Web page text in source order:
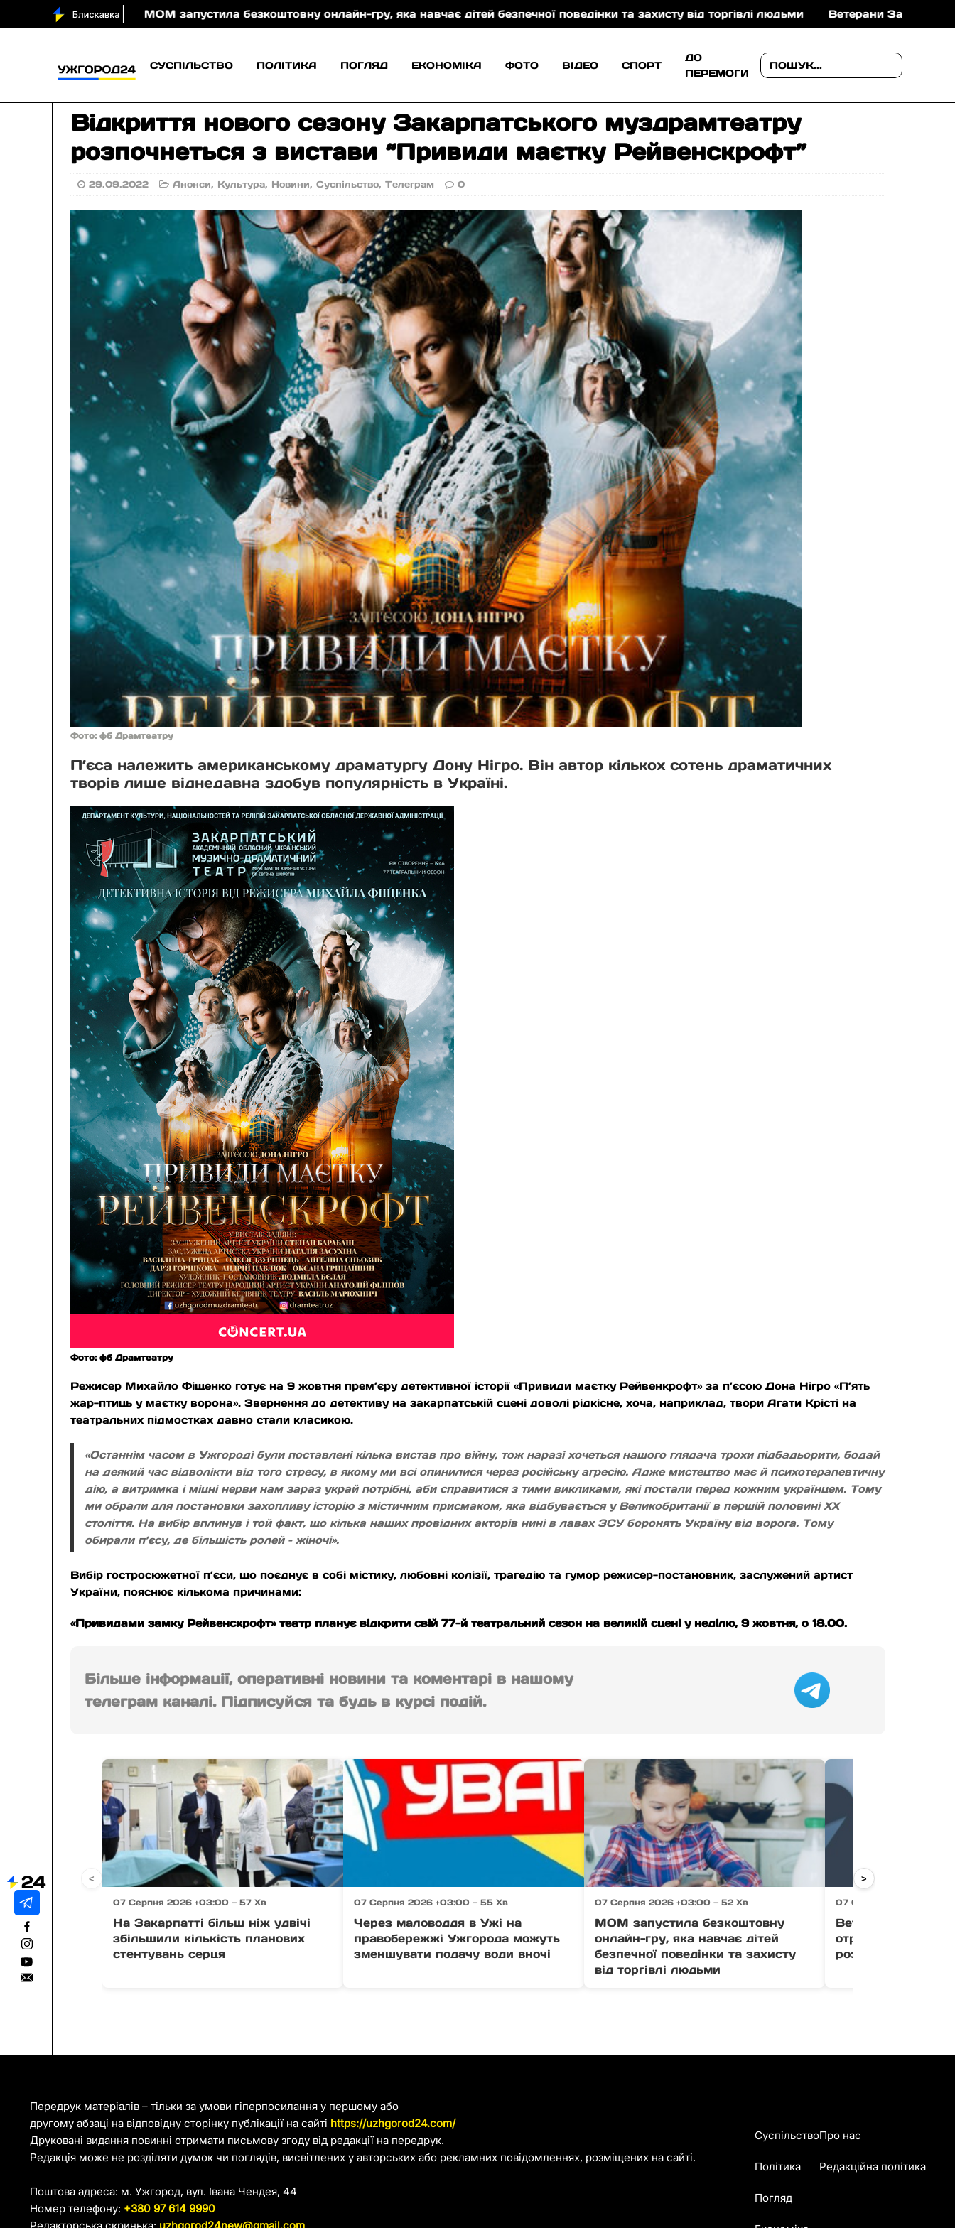
МОМ запустила безкоштовну онлайн-гру, яка навчає дітей безпечної поведінки та захисту від торгівлі людьми Ветерани Закарпаття можуть
СУСПІЛЬСТВО ПОЛІТИКА ПОГЛЯД ЕКОНОМІКА ФОТО ВІДЕО СПОРТ
ДО
ПЕРЕМОГИ
Відкриття нового сезону Закарпатського муздрамтеатру
розпочнеться з вистави “Привиди маєтку Рейвенскрофт”
29.09.2022 Анонси, Культура, Новини,Суспільство,Телеграм 0
Фото: фб Драмтеатру
П’єса належить американському драматургу Дону Нігро. Він автор кількох сотень драматичних
творів лише віднедавна здобув популярність в Україні.
Фото: фб Драмтеатру
Режисер Михайло Фіщенко готує на 9 жовтня прем’єру детективної історії «Привиди маєтку Рейвенкрофт» за п’єсою Дона Нігро «П’ять
жар-птиць у маєтку ворона». Звернення до детективу на закарпатській сцені доволі рідкісне, хоча, наприклад, твори Агати Крісті на
театральних підмостках давно стали класикою.
«Останнім часом в Ужгороді були поставлені кілька вистав про війну, тож наразі хочеться нашого глядача трохи підбадьорити, бодай
на деякий час відволікти від того стресу, в якому ми всі опинилися через російську агресію. Адже мистецтво має й психотерапевтичну
дію, а витримка і міцні нерви нам зараз украй потрібні, аби справитися з тими викликами, які постали перед кожним українцем. Тому
ми обрали для постановки захопливу історію з містичним присмаком, яка відбувається у Великобританії в першій половині ХХ
століття. На вибір вплинув і той факт, що кілька наших провідних акторів нині в лавах ЗСУ боронять Україну від ворога. Тому
обирали п’єсу, де більшість ролей – жіночі».
Вибір гостросюжетної п’єси, що поєднує в собі містику, любовні колізії, трагедію та гумор режисер-постановник, заслужений артист
України, пояснює кількома причинами:
«Привидами замку Рейвенскрофт» театр планує відкрити свій 77-й театральний сезон на великій сцені у неділю, 9 жовтня, о 18.00.
Більше інформації, оперативні новини та коментарі в нашому
телеграм каналі. Підписуйся та будь в курсі подій.
07 Серпня 2026 +03:00 — 57 Хв
На Закарпатті більш ніж удвічі
збільшили кількість планових
стентувань серця
07 Серпня 2026 +03:00 — 55 Хв
Через маловоддя в Ужі на
правобережжі Ужгорода можуть
зменшувати подачу води вночі
07 Серпня 2026 +03:00 — 52 Хв
МОМ запустила безкоштовну
онлайн-гру, яка навчає дітей
безпечної поведінки та захисту
від торгівлі людьми
07 Серпня 2026 +03:00
Ветерани
отримати до 1 млн
розвиток бізнесу
< >
Передрук матеріалів – тільки за умови гіперпосилання у першому або
другому абзаці на відповідну сторінку публікації на сайті https://uzhgorod24.com/
Друковані видання повинні отримати письмову згоду від редакції на передрук.
Редакція може не розділяти думок чи поглядів, висвітлених у авторських або рекламних повідомленнях, розміщених на сайті.
Поштова адреса: м. Ужгород, вул. Івана Чендея, 44
Номер телефону: +380 97 614 9990
Суспільство
Політика
Погляд
Про нас
Редакційна політика